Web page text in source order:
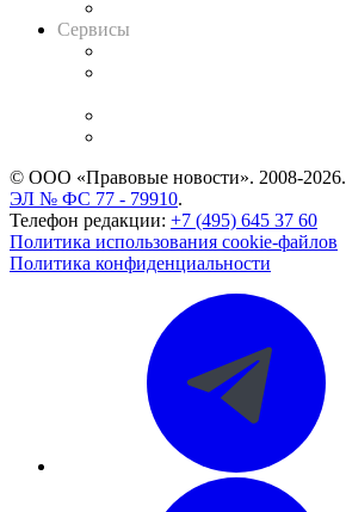
Сервисы
© ООО «Правовые новости». 2008-2026.
ЭЛ № ФС 77 - 79910.
Телефон редакции: +7 (495) 645 37 60
Политика использования cookie-файлов
Политика конфиденциальности